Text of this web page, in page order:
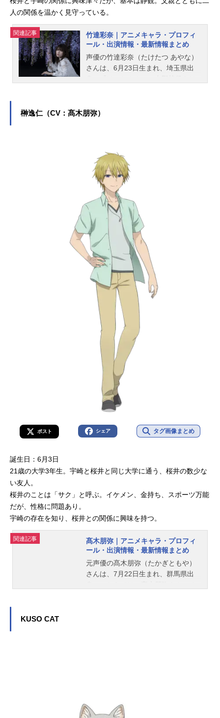
人の関係を温かく見守っている。
関連記事
竹達彩奈｜アニメキャラ・プロフィ
ール・出演情報・最新情報まとめ
声優の竹達彩奈（たけたつ あやな）
さんは、6月23日生まれ、埼玉県出
作品のキャラクターを多く演じてい
榊逸仁（CV：髙木朋弥）
ポスト シェア タグ画像まとめ
誕生日：6月3日
21歳の大学3年生。宇崎と桜井と同じ大学に通う、桜井の数少な
い友人。
桜井のことは「サク」と呼ぶ。イケメン、金持ち、スポーツ万能
だが、性格に問題あり。
宇崎の存在を知り、桜井との関係に興味を持つ。
関連記事
髙木朋弥｜アニメキャラ・プロフィ
ール・出演情報・最新情報まとめ
元声優の髙木朋弥（たかぎともや）
さんは、7月22日生まれ、群馬県出
KUSO CAT